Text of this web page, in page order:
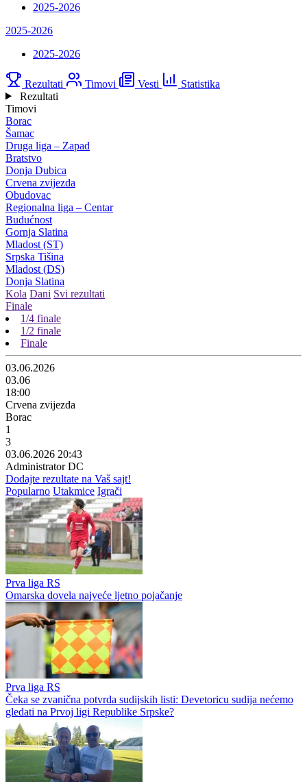
2025-2026
2025-2026
2025-2026
Rezultati Timovi Vesti
Statistika
Rezultati
Timovi
Borac
Šamac
Druga liga – Zapad
Bratstvo
Donja Dubica
Crvena zvijezda
Obudovac
Regionalna liga – Centar
Budućnost
Gornja Slatina
Mladost (ST)
Srpska Tišina
Mladost (DS)
Donja Slatina
Kola Dani Svi rezultati
Finale
1/4 finale
1/2 finale
Finale
03.06.2026
03.06
18:00
Crvena zvijezda
Borac
1
3
03.06.2026 20:43
Administrator DC
Dodajte rezultate na Vaš sajt!
Popularno Utakmice Igrači
Prva liga RS
Omarska dovela najveće ljetno pojačanje
Prva liga RS
Čeka se zvanična potvrda sudijskih listi: Devetoricu sudija nećemo
gledati na Prvoj ligi Republike Srpske?